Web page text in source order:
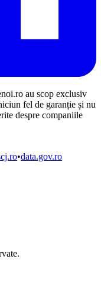
au scop exclusiv
fel de garanție și nu
despre companiile
•data.gov.ro